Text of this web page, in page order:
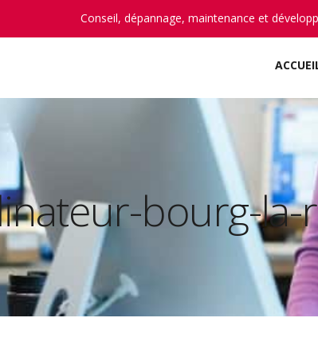
Conseil, dépannage, maintenance et
bourg-la-